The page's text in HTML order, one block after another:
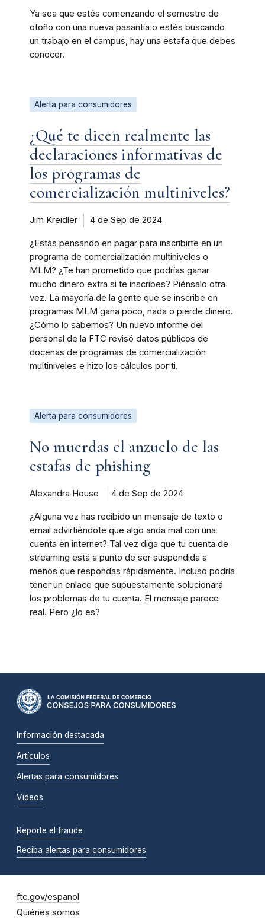
Ya sea que estés comenzando el semestre de
otoño con una nueva pasantía o estés buscando
un trabajo en el campus, hay una estafa que debes
conocer.
Alerta para consumidores
¿Qué te dicen realmente las
declaraciones informativas de
los programas de
comercialización multiniveles?
Jim Kreidler 4 de Sep de 2024
¿Estás pensando en pagar para inscribirte en un
programa de comercialización multiniveles o
MLM? ¿Te han prometido que podrías ganar
mucho dinero extra si te inscribes? Piénsalo otra
vez. La mayoría de la gente que se inscribe en
programas MLM gana poco, nada o pierde dinero.
¿Cómo lo sabemos? Un nuevo informe del
personal de la FTC revisó datos públicos de
docenas de programas de comercialización
multiniveles e hizo los cálculos por ti.
Alerta para consumidores
No muerdas el anzuelo de las
estafas de phishing
Alexandra House 4 de Sep de 2024
¿Alguna vez has recibido un mensaje de texto o
email advirtiéndote que algo anda mal con una
cuenta en internet? Tal vez diga que tu cuenta de
streaming está a punto de ser suspendida a
menos que respondas rápidamente. Incluso podría
tener un enlace que supuestamente solucionará
los problemas de tu cuenta. El mensaje parece
real. Pero ¿lo es?
Información destacada
Artículos
Alertas para consumidores
Videos
Reporte el fraude
Reciba alertas para consumidores
ftc.gov/espanol
Quiénes somos